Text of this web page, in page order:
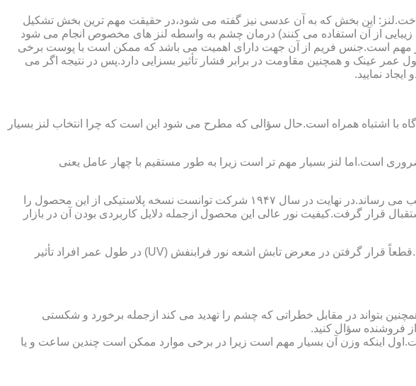
این بخش که به آن عدسی نیز گفته می شود،در حقیقت مهم ترین بخش تشکیل
از آن استفاده می کنند) درمان چشم به واسطه لنز های مخصوص انجام می شود
مهم است.جنس فریم از آن جهت دارای اهمیت می باشد که ممکن است با پوست برخی
عمر عینک و همچنین مقاومت در برابر فشار تأثیر بسزایی دارد.پس در نتیجه اگر می
نمایید.
با اشتباه همراه است.حال سؤالی که مطرح می شود این است که چرا انتخاب لنز بسیار
است.اما لنز بسیار مهم تر است زیرا به طور مستقیم با چهار عامل یعنی
در قدیم از عدسی شیشه ای استفاده می شد،اما شیشه بسیار سنگین بوده و همچنین به راحتی شکسته و به چشم آسیب می رساند.در نهایت در سال ۱۹۴۷ شرکت توانست نسخه پلاستیکی از این محصول را
قرار گرفت.کیفیت نور عالی این محصول ازجمله دلایل کاربردی بودن آن در بازار
عامل بعدی که جزء اصلی ترین ویژگی های عینک طبی است،مقاومت در برابر اشعه UV در هر دو نوع A و B می باشد.قطعاً قرار گرفتن در معرض تابش اشعه نور فرابنفش (UV) در طول عمر افراد تأثیر
بتواند در مقابل خطراتی که چشم را تهدید می کند ازجمله برخورد و شکستی
فروشنده سؤال کنید.
اینکه وزن آن بسیار مهم است زیرا در برخی موارد ممکن است چندین ساعت و یا